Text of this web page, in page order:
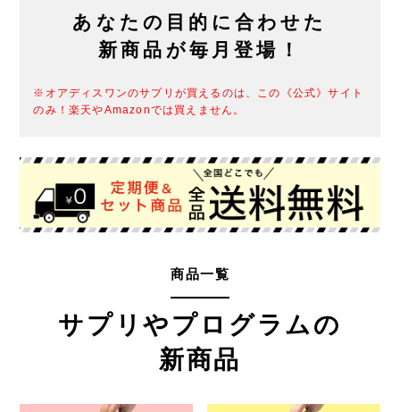
あなたの目的に合わせた
新商品が毎月登場！
※オアディスワンのサプリが買えるのは、この《公式》サイト
のみ！楽天やAmazonでは買えません。
商品一覧
サプリやプログラムの
新商品